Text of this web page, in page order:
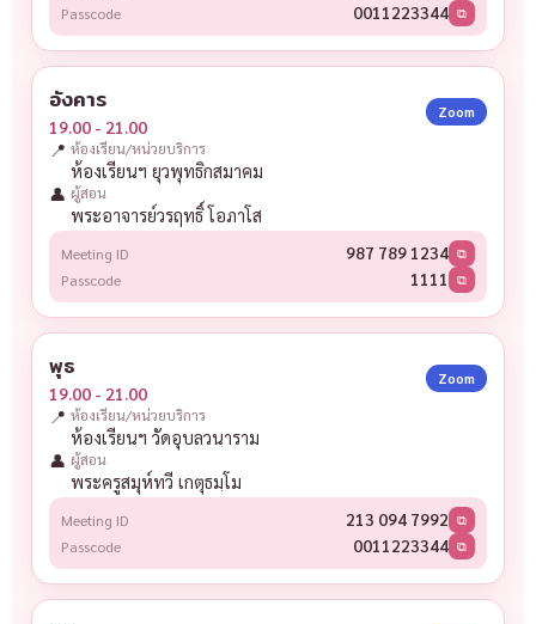
Passcode 0011223344 ⧉
อังคาร
19.00 - 21.00
Zoom
📍 ห้องเรียน/หน่วยบริการ
ห้องเรียนฯ ยุวพุทธิกสมาคม
👤 ผู้สอน
พระอาจารย์วรฤทธิ์ โอภาโส
Meeting ID 987 789 1234 ⧉
Passcode 1111 ⧉
พุธ
19.00 - 21.00
Zoom
📍 ห้องเรียน/หน่วยบริการ
ห้องเรียนฯ วัดอุบลวนาราม
👤 ผู้สอน
พระครูสมุห์ทวี เกตุธมฺโม
Meeting ID 213 094 7992 ⧉
Passcode 0011223344 ⧉